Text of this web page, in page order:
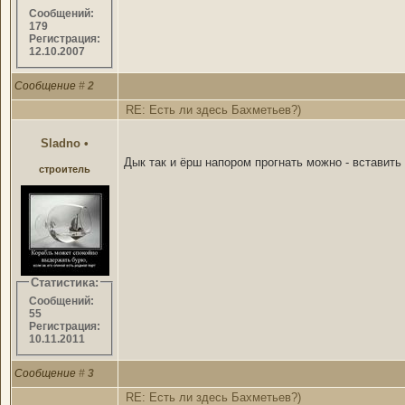
Сообщений:
179
Регистрация:
12.10.2007
Сообщение # 2
RE: Есть ли здесь Бахметьев?)
Sladno •
строитель
Статистика:
Сообщений:
55
Регистрация:
10.11.2011
Дык так и ёрш напором прогнать можно -
Сообщение # 3
RE: Есть ли здесь Бахметьев?)